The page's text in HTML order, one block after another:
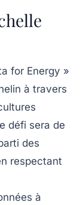
for Energy »
à travers
défi sera de
des
respectant
à